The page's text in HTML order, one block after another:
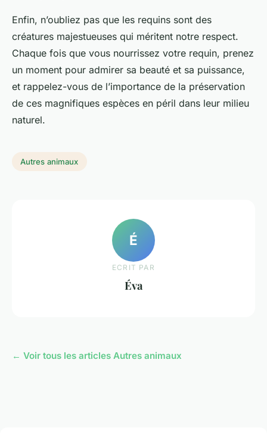
Enfin, n’oubliez pas que les requins sont des
créatures majestueuses qui méritent notre respect.
Chaque fois que vous nourrissez votre requin, prenez
un moment pour admirer sa beauté et sa puissance,
et rappelez-vous de l’importance de la préservation
de ces magnifiques espèces en péril dans leur milieu
naturel.
Autres animaux
É
ECRIT PAR
Éva
← Voir tous les articles Autres animaux